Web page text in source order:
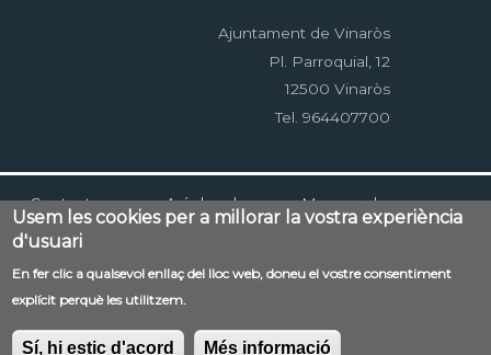
Ajuntament de Vinaròs
Pl. Parroquial, 12
12500 Vinaròs
Tel. 964407700
Menú
al
Contacte Avís legal
Mapa web
Accessibilitat
Usem les cookies per a millorar la vostra experiència
d'usuari
En fer clic a qualsevol enllaç del lloc web, doneu el vostre consentiment
explícit perquè les utilitzem.
Sí, hi estic d'acord Més informació